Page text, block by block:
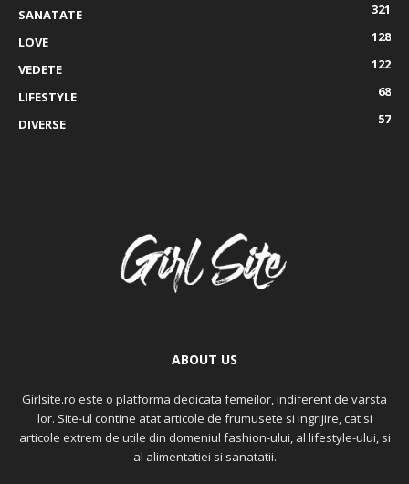
SANATATE
321
LOVE
128
VEDETE
122
LIFESTYLE
68
DIVERSE
57
ABOUT US
Girlsite.ro este o platforma dedicata femeilor, indiferent de varsta
lor. Site-ul contine atat articole de frumusete si ingrijire, cat si
articole extrem de utile din domeniul fashion-ului, al lifestyle-ului, si
al alimentatiei si sanatatii.